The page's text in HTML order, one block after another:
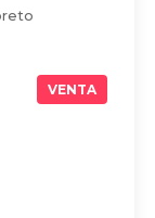
VENTA